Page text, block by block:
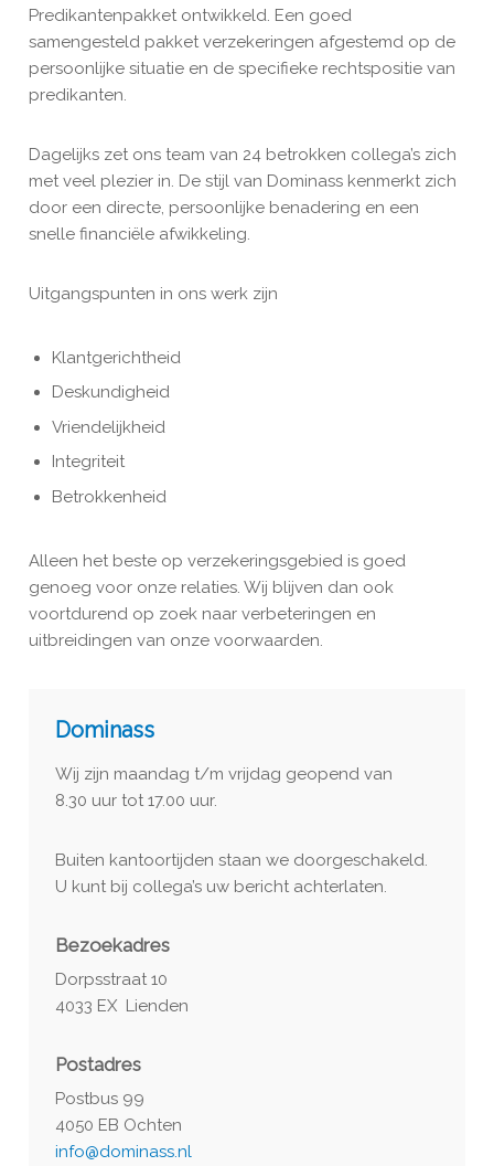
Predikantenpakket ontwikkeld. Een goed
samengesteld pakket verzekeringen afgestemd op de
persoonlijke situatie en de specifieke rechtspositie van
predikanten.
Dagelijks zet ons team van 24 betrokken collega’s zich
met veel plezier in. De stijl van Dominass kenmerkt zich
door een directe, persoonlijke benadering en een
snelle financiële afwikkeling.
Uitgangspunten in ons werk zijn
Klantgerichtheid
Deskundigheid
Vriendelijkheid
Integriteit
Betrokkenheid
Alleen het beste op verzekeringsgebied is goed
genoeg voor onze relaties. Wij blijven dan ook
voortdurend op zoek naar verbeteringen en
uitbreidingen van onze voorwaarden.
Dominass
Wij zijn maandag t/m vrijdag geopend van
8.30 uur tot 17.00 uur.
Buiten kantoortijden staan we doorgeschakeld.
U kunt bij collega’s uw bericht achterlaten.
Bezoekadres
Dorpsstraat 10
4033 EX Lienden
Postadres
Postbus 99
4050 EB Ochten
info@dominass.nl